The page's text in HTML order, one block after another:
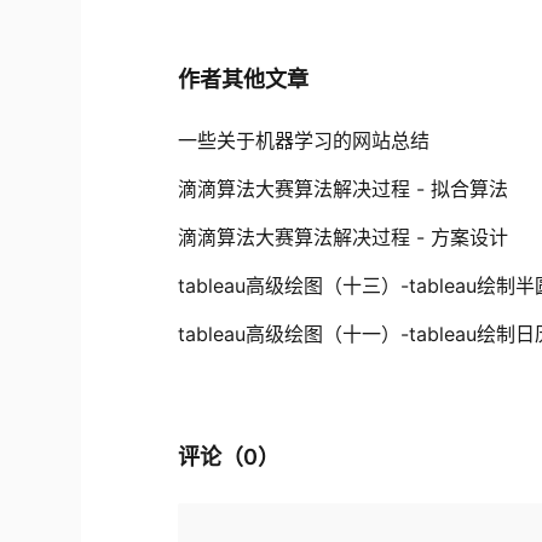
作者其他文章
一些关于机器学习的网站总结
滴滴算法大赛算法解决过程 - 拟合算法
滴滴算法大赛算法解决过程 - 方案设计
tableau高级绘图（十三）-tableau绘制半
tableau高级绘图（十一）-tableau绘制日
评论（0）